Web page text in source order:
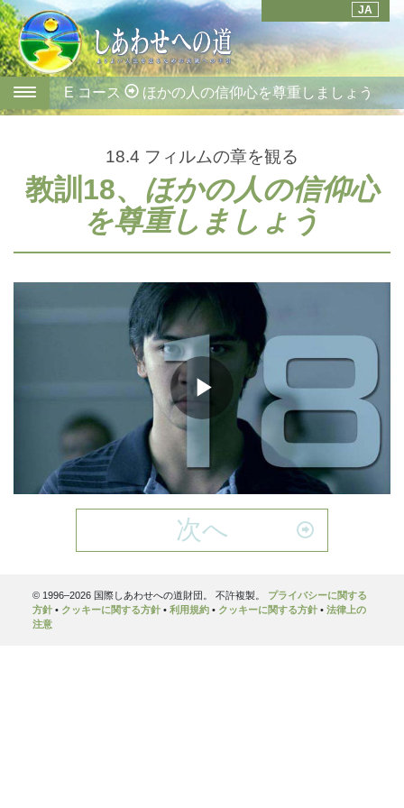
JA
E コース ほかの人の信仰心を尊重しましょう
18.4 フィルムの章を観る
教訓18、 ほかの人の信仰心
を尊重しましょう
Play
Video
次へ
© 1996–2026 国際しあわせへの道財団。 不許複製。 プライバシーに関する
方針• クッキーに関する方針• 利用規約• クッキーに関する方針• 法律上の
注意